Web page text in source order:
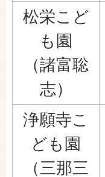
松栄こど
も園
（諸富聡
志）
浄願寺こ
ども園
（三那三